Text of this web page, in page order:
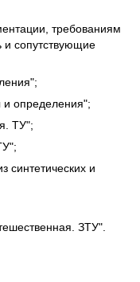
требованиям
и сопутствующие
определения";
ТУ";
синтетических и
ЗТУ".